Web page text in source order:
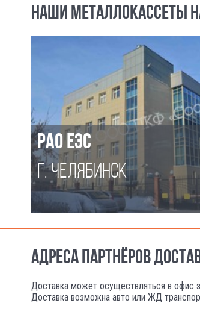
НАШИ МЕТАЛЛОКАССЕТЫ
РАО ЕЭС
Г. ЧЕЛЯБИНСК
АДРЕСА ПАРТНЁРОВ
Доставка может осуществляться в офис
Доставка возможна авто или ЖД